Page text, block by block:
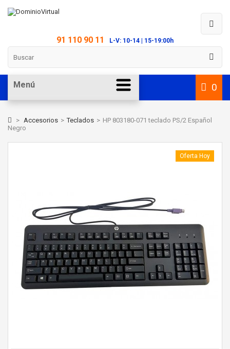
91 110 90 11 L-V: 10-14 | 15-19:00h
0
Menú
> Accesorios > Teclados > HP 803180-071 teclado PS/2 Español
Negro
Oferta Hoy